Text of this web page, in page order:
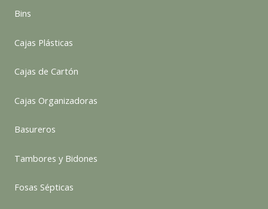
Bins
Cajas Plásticas
Cajas de Cartón
Cajas Organizadoras
Basureros
Tambores y Bidones
Fosas Sépticas